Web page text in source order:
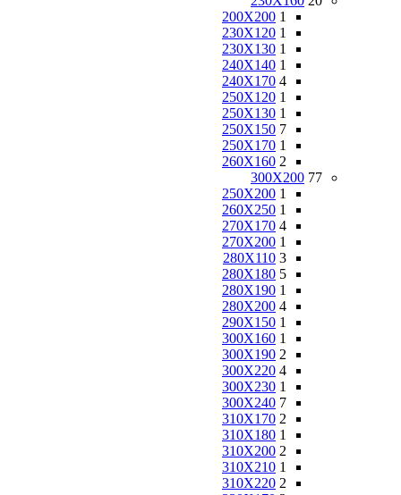
200X200 1
230X120 1
230X130 1
240X140 1
240X170 4
250X120 1
250X130 1
250X150 7
250X170 1
260X160 2
300X200 77
250X200 1
260X250 1
270X170 4
270X200 1
280X110 3
280X180 5
280X190 1
280X200 4
290X150 1
300X160 1
300X190 2
300X220 4
300X230 1
300X240 7
310X170 2
310X180 1
310X200 2
310X210 1
310X220 2